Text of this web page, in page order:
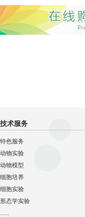
技术服务
特色服务
动物实验
动物模型
细胞培养
细胞实验
形态学实验
......